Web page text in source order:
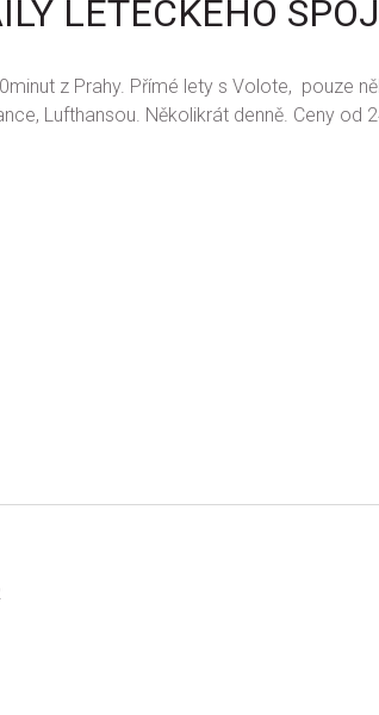
LETECKÉHO
z Prahy. Přímé lety s Volote, pouze
Lufthansou. Několikrát denně. Ceny od